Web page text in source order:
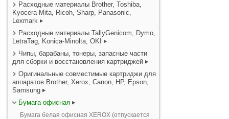
Расходные материалы Brother, Toshiba,
Kyocera Mita, Ricoh, Sharp, Panasonic,
Lexmark
Расходные материалы TallyGenicom, Dymo,
LetraTag, Konica-Minolta, OKI
Чипы, барабаны, тонеры, запасные части
для сборки и восстановления картриджей
Оригинальные совместимые картриджи для
аппаратов Brother, Xerox, Canon, HP, Epson,
Samsung
Бумага офисная
Бумага белая офисная XEROX (отпускается